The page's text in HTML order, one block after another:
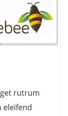
rutrum
eleifend